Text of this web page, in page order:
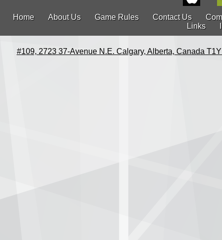
Home About Us Game Rules Contact Us
Links
#109, 2723 37-Avenue N.E. Calgary, Alberta, Canada